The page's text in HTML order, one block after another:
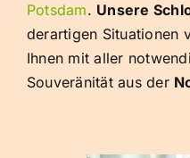
Potsdam. Unsere
derartigen Situationen
Ihnen mit aller
Souveränität aus der